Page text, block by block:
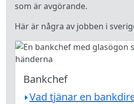
som är avgörande.
Här är några av jobben i
Bankchef
Vad tjänar en